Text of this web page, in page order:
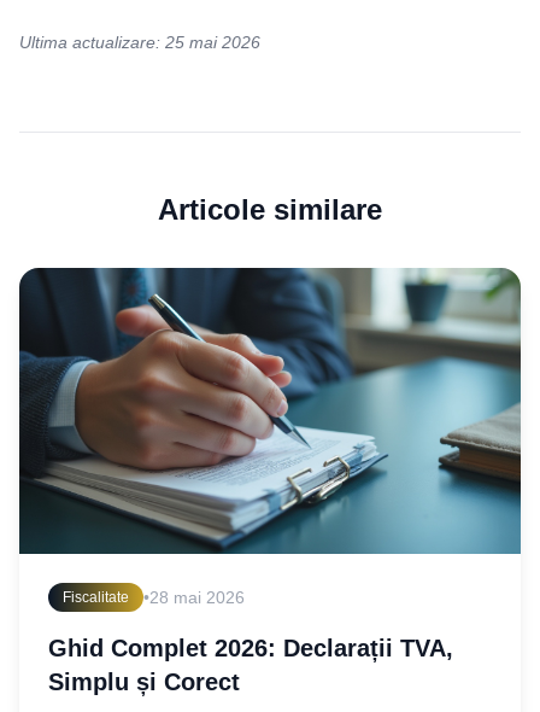
Ultima actualizare: 25 mai 2026
Articole similare
Fiscalitate •28 mai 2026
Ghid Complet 2026: Declarații TVA,
Simplu și Corect